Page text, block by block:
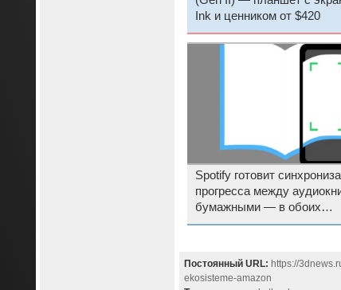
Ink и ценником от $420
Spotify готовит
прогресса между
бумажными — в обоих
направлениях
Постоянный URL: https://
ekosisteme-amazon